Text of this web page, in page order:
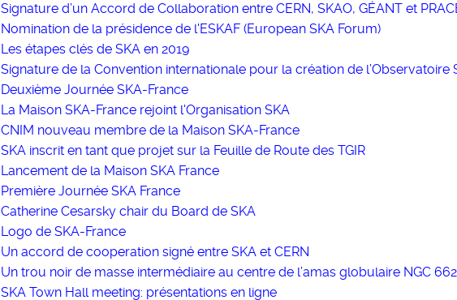
Signature d’un Accord de Collaboration entre CERN, SKAO, GÉANT et
Nomination de la présidence de l'ESKAF (European SKA Forum)
Les étapes clés de SKA en 2019
Signature de la Convention internationale pour la création de l’Observatoire
Deuxième Journée SKA-France
La Maison SKA-France rejoint l'Organisation SKA
CNIM nouveau membre de la Maison SKA-France
SKA inscrit en tant que projet sur la Feuille de Route des TGIR
Lancement de la Maison SKA France
Première Journée SKA France
Catherine Cesarsky chair du Board de SKA
Logo de SKA-France
Un accord de cooperation signé entre SKA et CERN
Un trou noir de masse intermédiaire au centre de l’amas globulaire NGC
SKA Town Hall meeting: présentations en ligne